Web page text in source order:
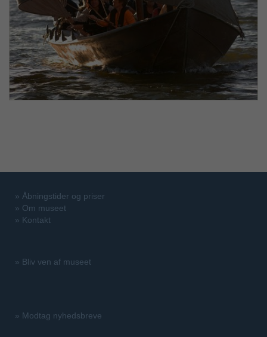
» Åbningstider og priser
» Om museet
» Kontakt
» Bliv ven af museet
» Modtag nyhedsbreve